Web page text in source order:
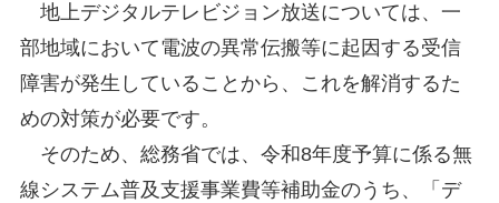
地上デジタルテレビジョン放送については、一
部地域において電波の異常伝搬等に起因する受信
障害が発生していることから、これを解消するた
めの対策が必要です。
そのため、総務省では、令和8年度予算に係る無
線システム普及支援事業費等補助金のうち、「デ